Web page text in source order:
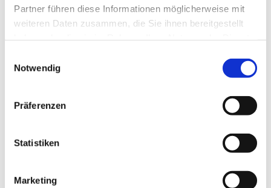
Partner führen diese Informationen möglicherweise mit
weiteren Daten zusammen, die Sie ihnen bereitgestellt
Notwendig
Präferenzen
Statistiken
Marketing
St. Bonifatius, Bahnhofstraße 38,